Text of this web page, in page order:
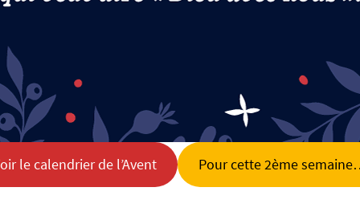
le calendrier de l’Avent Pour cette 2ème